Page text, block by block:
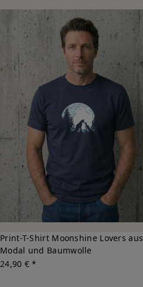
Print-T-Shirt Moonshine Lovers aus
Modal und Baumwolle
24,90 € *